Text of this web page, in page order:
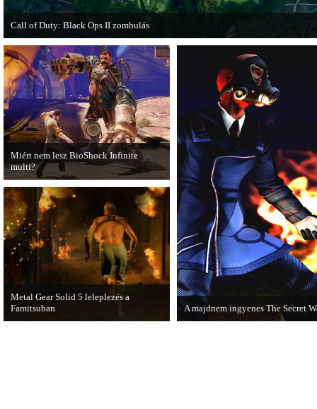
Call of Duty: Black Ops II zombulás
Egy DLC formájában jelent meg a Call of Duty: Black Ops II Nuketown
Miért nem lesz BioShock Infinite
multi?
A BioShock Infinite fejlesztői
hosszasan indokolják, hogy miért nem
érdemes multiplayer móddal felruházni
a játékot.
A majdnem ingyenes The Secret
Metal Gear Solid 5 leleplezés a
Famitsuban